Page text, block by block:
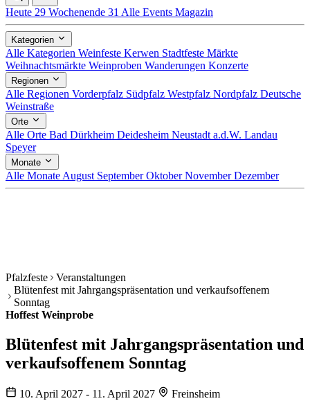
Heute 29 Wochenende 31 Alle Events Magazin
Kategorien
Alle Kategorien Weinfeste Kerwen Stadtfeste Märkte
Weihnachtsmärkte Weinproben Wanderungen Konzerte
Regionen
Alle Regionen Vorderpfalz Südpfalz Westpfalz Nordpfalz Deutsche
Weinstraße
Orte
Alle Orte Bad Dürkheim Deidesheim Neustadt a.d.W. Landau
Speyer
Monate
Alle Monate August SeptemberOktoberNovemberDezember
Pfalzfeste
Veranstaltungen
Blütenfest mit Jahrgangspräsentation und verkaufsoffenem
Sonntag
Hoffest Weinprobe
Blütenfest mit Jahrgangspräsentation und
verkaufsoffenem Sonntag
10. April 2027 - 11. April 2027 Freinsheim